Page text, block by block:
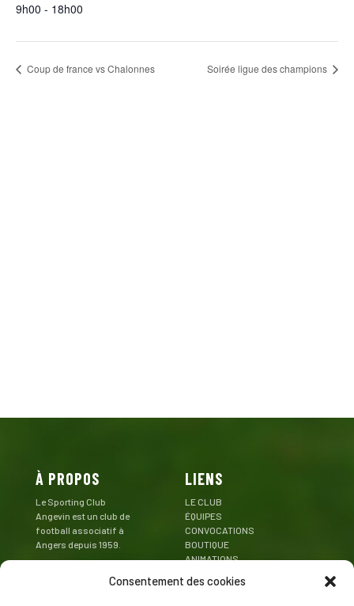
Consentement des cookies
9h00 - 18h00
Coup de france vs Chalonnes Soirée ligue des champions
À PROPOS
Le Sporting Club
Angevin est un club de
football associatif à
Angers depuis 1959.
LIENS
LE CLUB
ÉQUIPES
CONVOCATIONS
BOUTIQUE
ANIMATIONS
CONTACT